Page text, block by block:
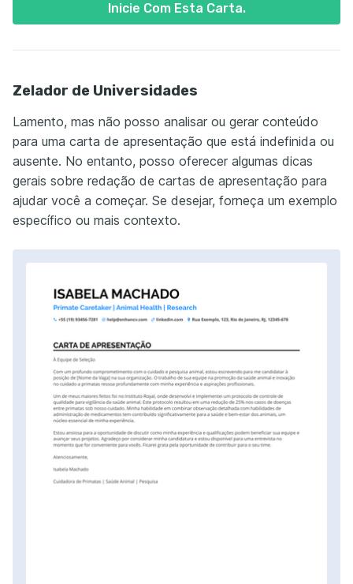
Inicie Com Esta Carta.
Zelador de Universidades
Lamento, mas não posso analisar ou gerar conteúdo
para uma carta de apresentação que está indefinida ou
ausente. No entanto, posso oferecer algumas dicas
gerais sobre redação de cartas de apresentação para
ajudar você a começar. Se desejar, forneça um exemplo
específico ou mais contexto.